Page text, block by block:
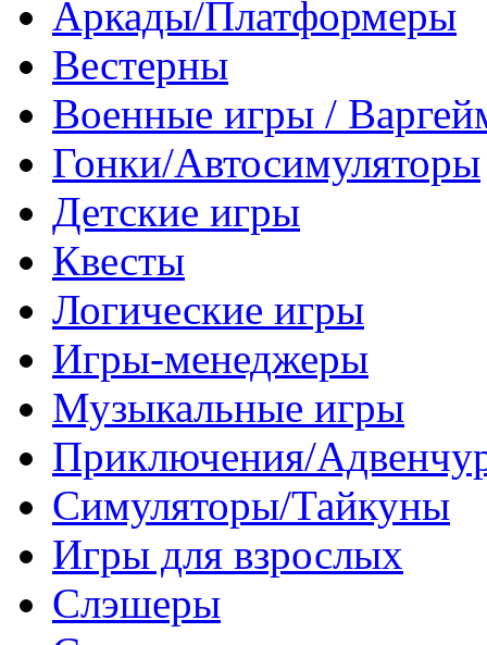
Аркады/Платформеры
Вестерны
Военные игры /
Гонки/Автосимуляторы
Детские игры
Квесты
Логические игры
Игры-менеджеры
Музыкальные игры
Приключения/
Симуляторы/Тайкуны
Игры для взрослых
Слэшеры